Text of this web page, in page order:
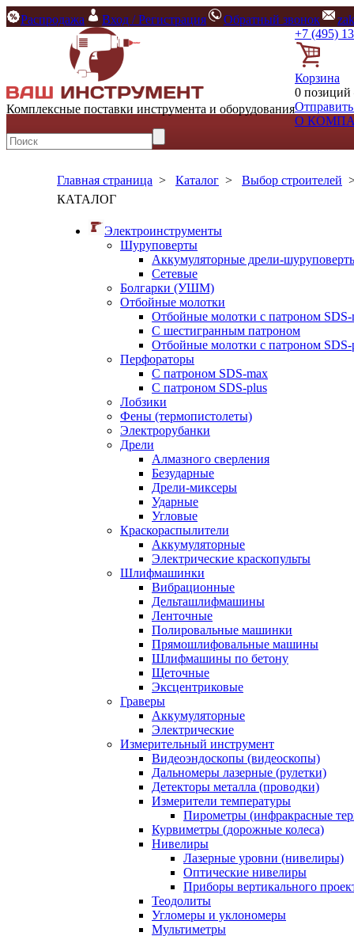
Распродажа Вход / Регистрация Обратный звонок
Комплексные поставки инструмента и оборудования
+7 (495)
Корзина
0 позиций
Отправить
О
Главная страница > Каталог > Выбор строителей
КАТАЛОГ
Электроинструменты
Шуруповерты
Аккумуляторные дрели-
Сетевые
Болгарки (УШМ)
Отбойные молотки
Отбойные молотки с патроном SDS-
С шестигранным патроном
Отбойные молотки с патроном SDS-
Перфораторы
С патроном SDS-max
С патроном SDS-plus
Лобзики
Фены (термопистолеты)
Электрорубанки
Дрели
Алмазного сверления
Безударные
Дрели-миксеры
Ударные
Угловые
Краскораспылители
Аккумуляторные
Электрические краскопульты
Шлифмашинки
Вибрационные
Дельташлифмашины
Ленточные
Полировальные машинки
Прямошлифовальные машины
Шлифмашины по бетону
Щеточные
Эксцентриковые
Граверы
Аккумуляторные
Электрические
Измерительный инструмент
Видеоэндоскопы (видеоскопы)
Дальномеры лазерные (рулетки)
Детекторы металла (проводки)
Измерители температуры
Пирометры (инфракрасные
Курвиметры (дорожные колеса)
Нивелиры
Лазерные уровни (нивелиры)
Оптические нивелиры
Приборы вертикального
Теодолиты
Угломеры и уклономеры
Мультиметры